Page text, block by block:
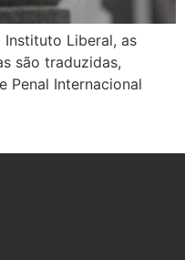
Liberal, as
são traduzidas,
Penal Internacional